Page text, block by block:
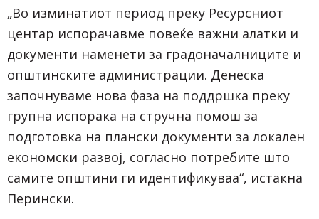
„Во изминатиот период преку Ресурсниот
центар испорачавме повеќе важни алатки и
документи наменети за градоначалниците и
општинските администрации. Денеска
започнуваме нова фаза на поддршка преку
групна испорака на стручна помош за
подготовка на плански документи за локален
економски развој, согласно потребите што
самите општини ги идентификуваа“, истакна
Перински.